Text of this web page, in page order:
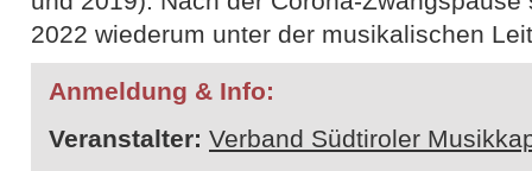
2022 wiederum unter der musikalischen
Anmeldung & Info:
Veranstalter: Verband Südtiroler